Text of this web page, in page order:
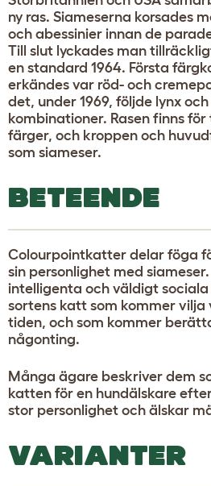
ny ras. Siameserna korsades
och abessinier innan de
Till slut lyckades man
en standard 1964. Första
erkändes var röd- och
det, under 1969, följde lynx
kombinationer. Rasen finns
färger, och kroppen och
som siameser.
BETEENDE
Colourpointkatter delar föga
sin personlighet med
intelligenta och väldigt sociala
sortens katt som kommer vilja
tiden, och som kommer
någonting.
Många ägare beskriver dem
katten för en hundälskare
stor personlighet och älskar
VARIANTER